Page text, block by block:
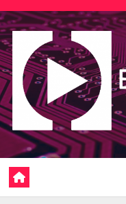
Saltar
al
contenido